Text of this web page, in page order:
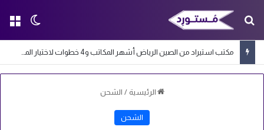
الوضع بحث عن
مكتب استيراد من الصين الرياض أشهر المكاتب و4 خطوات لاختيار المكتب المناسب
الرئيسية / الشحن
الشحن